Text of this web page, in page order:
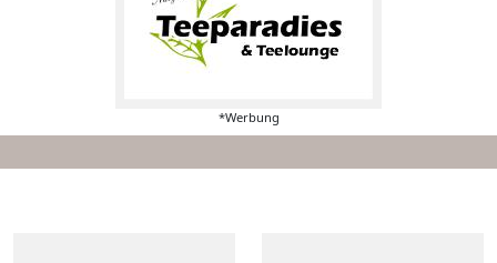
*Werbung